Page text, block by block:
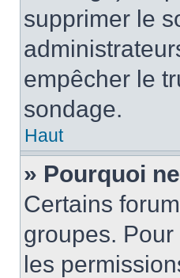
supprimer le
empêcher le
sondage.
Haut
» Pourquoi
Certains
groupes.
les